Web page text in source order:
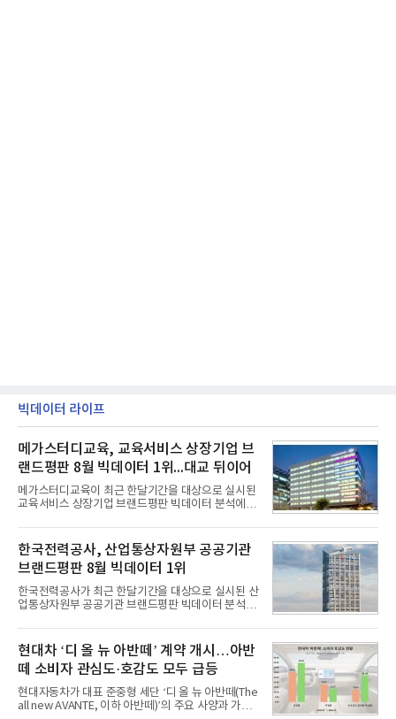
빅데이터 라이프
메가스터디교육, 교육서비스 상장기업 브
랜드평판 8월 빅데이터 1위...대교 뒤이어
메가스터디교육이 최근 한달기간을 대상으로 실시된
교육서비스 상장기업 브랜드평판 빅데이터 분석에서
일 한국기업평판연구소(소장 구창환)는 국내 교육서
비스 상장기업 브랜드를 대상으로 지난 7월 7일부터
8월 7일까지 수집된 소비자 빅데이터 10,074,233건
을 분석한 결과, 메가스터디교육이 브랜드평판지수
1,710,926을 기록하며 8월 1위에 올랐다고 밝혔다.
분석에 활용된 빅데이터는 지난 7월(9,491,206건) 대
비 6.14% 증가한 수치로, 교육서비스 상장기업 브랜
디교육, 대교, 디지
한국전력공사, 산업통상자원부 공공기관
브랜드평판 8월 빅데이터 1위
한국전력공사가 최근 한달기간을 대상으로 실시된 산
업통상자원부 공공기관 브랜드평판 빅데이터 분석에
이 순으로 뒤를 이었다.7일 한국기업평판연구소(소장
구창환)는 산업통상자원부 공공기관 41개 브랜드를
대상으로 지난 7월 7일부터 8월 7일까지 수집된 소비
자 빅데이터 91,102,549건을 분석한 결과, 한국전력
공사가 브랜드평판지수 10,670,633을 기록하며 8월
1위에 올랐다고 밝혔다. 분석에 활용된 빅데이터는 지
난 7월(88,893,823건) 대비 2.48% 증가한 수치다.연
현대차 ‘디 올 뉴 아반떼’ 계약 개시…아반
떼 소비자 관심도·호감도 모두 급등
현대자동차가 대표 준중형 세단 ‘디 올 뉴 아반떼(The
all new AVANTE, 이하 아반떼)’의 주요 사양과 가격